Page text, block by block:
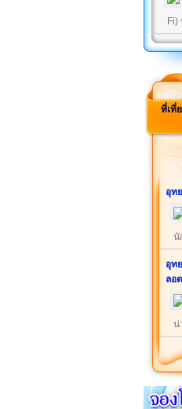
Fi)
ที่เที่
อุท
นั
อุท
ลอ
น่